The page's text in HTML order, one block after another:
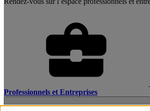
Professionnels et Entreprises